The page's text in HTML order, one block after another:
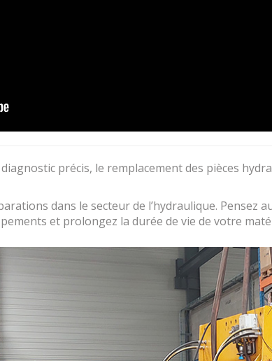
précis, le remplacement des pièces
dans le secteur de l’hydraulique. Pensez
et prolongez la durée de vie de votre